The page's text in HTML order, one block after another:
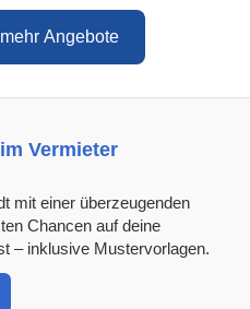
mehr Angebote
Vermieter
mit einer überzeugenden
Chancen auf deine
– inklusive Mustervorlagen.